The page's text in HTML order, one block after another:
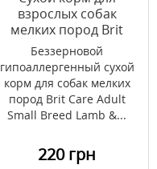
взрослых собак
мелких пород Brit
Care Adult Small Breed
Lamb & Rice 1 кг
Беззерновой
гипоаллергенный сухой
корм для собак мелких
пород Brit Care Adult
Small Breed Lamb &...
220 грн